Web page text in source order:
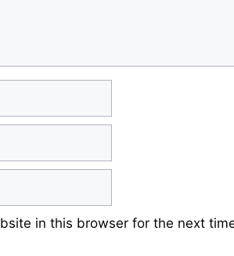
in this browser for the next